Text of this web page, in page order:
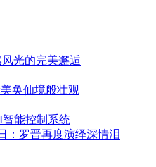
光的完美邂逅
奂仙境般壮观
能控制系统
：罗晋再度演绎深情泪